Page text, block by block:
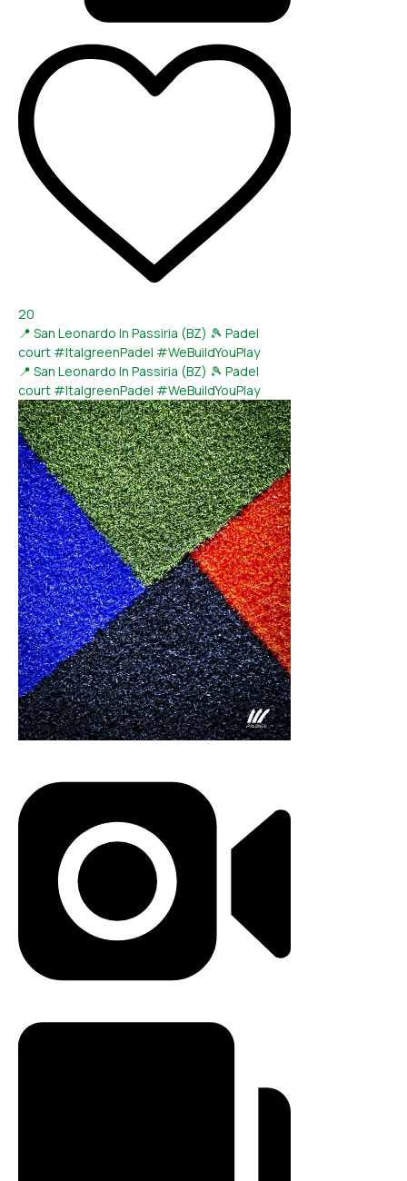
20
📍 San Leonardo In Passiria (BZ) 🎾 Padel
court #ItalgreenPadel #WeBuildYouPlay
📍 San Leonardo In Passiria (BZ) 🎾 Padel
court #ItalgreenPadel #WeBuildYouPlay